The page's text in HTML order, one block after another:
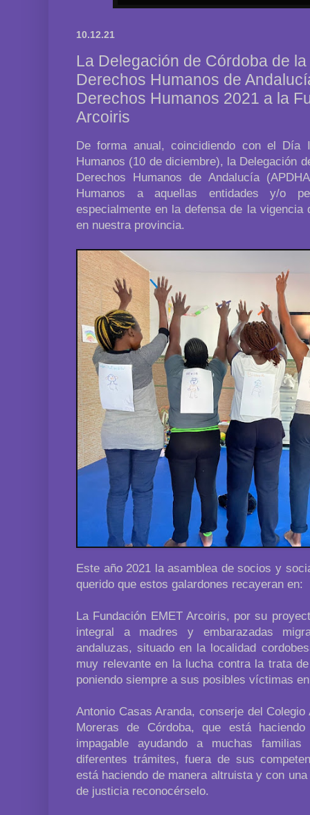
10.12.21
La Delegación de Córdoba de
Derechos Humanos de
Derechos Humanos 2021 a la
Arcoiris
De forma anual, coincidiendo con el Día
Humanos (10 de diciembre), la Delegación
Derechos Humanos de Andalucía
Humanos a aquellas entidades y/o
especialmente en la defensa de la vigencia
en nuestra provincia.
Este año 2021 la asamblea de socios y
querido que estos galardones recayeran en:
La Fundación EMET Arcoiris, por su
integral a madres y embarazadas
andaluzas, situado en la localidad
muy relevante en la lucha contra la trata
poniendo siempre a sus posibles víctimas
Antonio Casas Aranda, conserje del
Moreras de Córdoba, que está
impagable ayudando a muchas
diferentes trámites, fuera de sus
está haciendo de manera altruista y con
de justicia reconocérselo.